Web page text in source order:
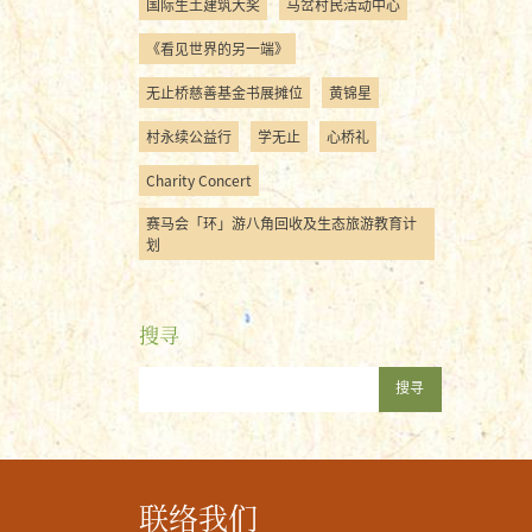
国际生土建筑大奖 马岔村民活动中心
《看见世界的另一端》
无止桥慈善基金书展摊位 黄锦星
村永续公益行 学无止 心桥礼
Charity Concert
赛马会「环」游八角回收及生态旅游教育计
划
搜寻
搜寻
联络我们